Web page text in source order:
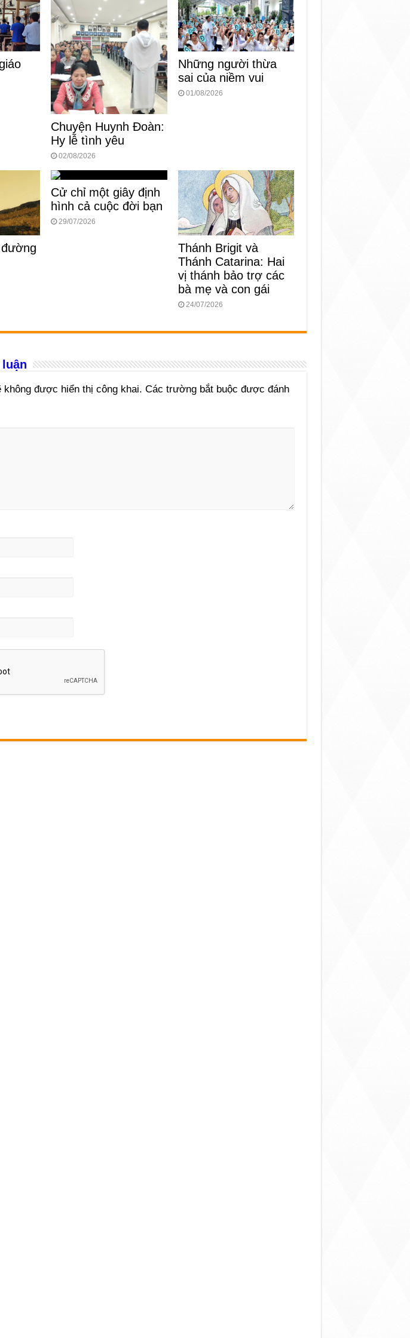
Chuyện Huynh Đoàn:
Hy lễ tình yêu
02/08/2026
Những người thừa
sai của niềm vui
01/08/2026
Cử chỉ một giây định
hình cả cuộc đời bạn
29/07/2026
Thánh Brigit và
Thánh Catarina: Hai
vị thánh bảo trợ các
bà mẹ và con gái
24/07/2026
không được hiển thị công khai. Các trường bắt buộc được đánh